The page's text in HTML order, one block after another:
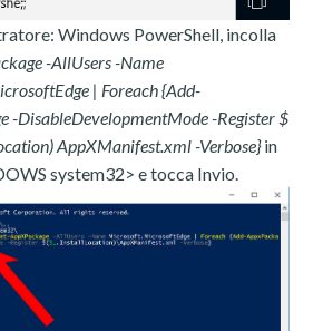
Windows PowerShell, incolla
-AllUsers -Name
| Foreach {Add-
-DisableDevelopmentMode -Register $
AppXManifest.xml -Verbose}in
system32> e tocca Invio.